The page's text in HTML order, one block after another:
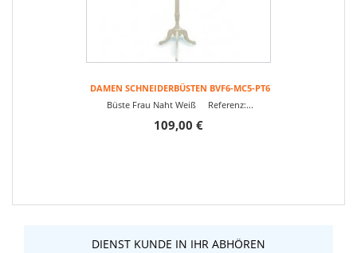
DAMEN SCHNEIDERBÜSTEN BVF6-MC5-PT6
Büste Frau Naht Weiß Referenz:...
109,00 €
DIENST KUNDE IN IHR ABHÖREN